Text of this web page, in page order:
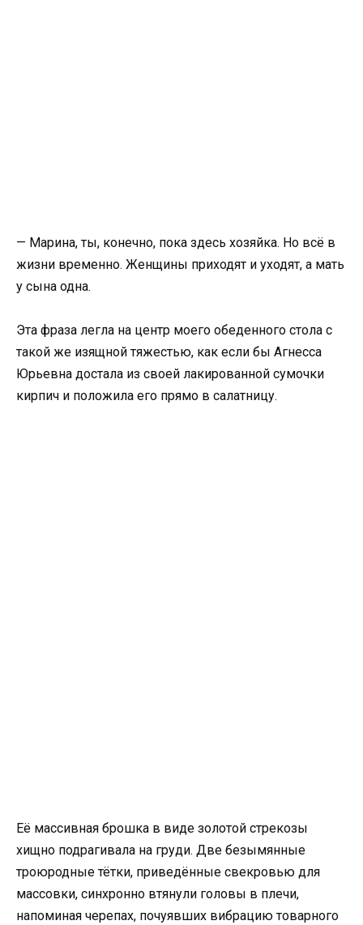
— Марина, ты, конечно, пока здесь хозяйка. Но всё в
жизни временно. Женщины приходят и уходят, а мать
у сына одна.
Эта фраза легла на центр моего обеденного стола с
такой же изящной тяжестью, как если бы Агнесса
Юрьевна достала из своей лакированной сумочки
кирпич и положила его прямо в салатницу.
Её массивная брошка в виде золотой стрекозы
хищно подрагивала на груди. Две безымянные
троюродные тётки, приведённые свекровью для
массовки, синхронно втянули головы в плечи,
напоминая черепах, почуявших вибрацию товарного